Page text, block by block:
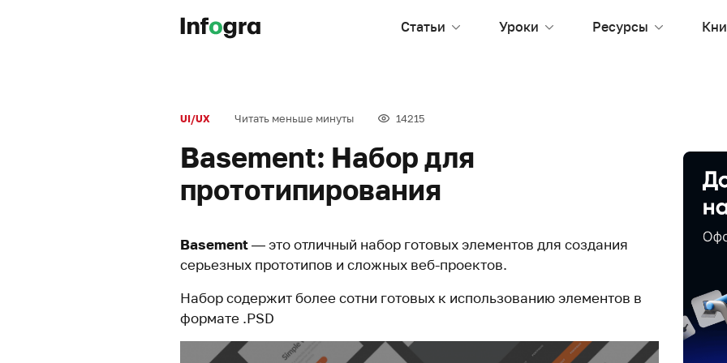
Статьи Уроки Ресурсы
UI/UX Читать меньше минуты 14215
Basement: Набор для
прототипирования
Basement— это отличный набор готовых элементов для создания
серьезных прототипов и сложных веб-проектов.
Набор содержит более сотни готовых к использованию элементов в
формате .PSD